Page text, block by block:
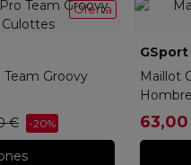
Oferta
Groovy
€ -20%
GSport
Maillot